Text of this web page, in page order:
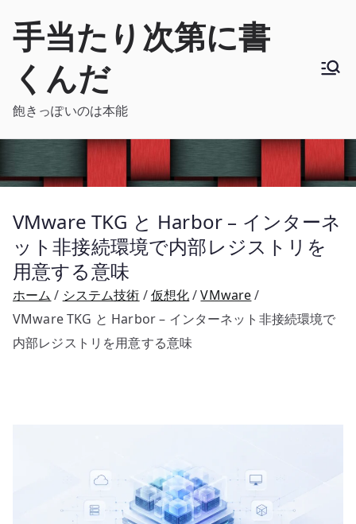
手当たり次第に書
くんだ
飽きっぽいのは本能
VMware TKG と Harbor – インターネ
ット非接続環境で内部レジストリを
用意する意味
ホーム システム技術 仮想化
VMware
VMware TKG と Harbor – インターネット非接続環境で
内部レジストリを用意する意味